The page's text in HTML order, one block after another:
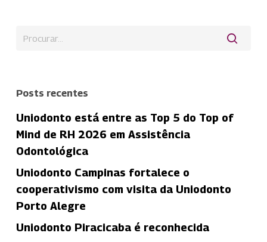
Posts recentes
Uniodonto está entre as Top 5 do Top of
Mind de RH 2026 em Assistência
Odontológica
Uniodonto Campinas fortalece o
cooperativismo com visita da Uniodonto
Porto Alegre
Uniodonto Piracicaba é reconhecida